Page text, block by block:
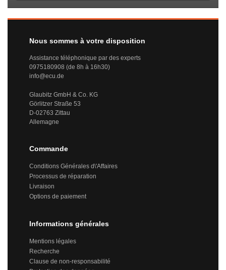
Nous sommes à votre disposition
Assistance téléphonique par des experts
0975180908 (de 8h à 16h30)
info@ecu.de
Glaubitz GmbH & Co. KG
Görlitzer Straße 53
D-02763 Zittau
Allemagne
Commande
Conditions Générales d\'Affaires
Processus de réparation
Livraison
Options de paiement
Informations générales
Mentions légales
Recherche
Clause de non-responsabilité